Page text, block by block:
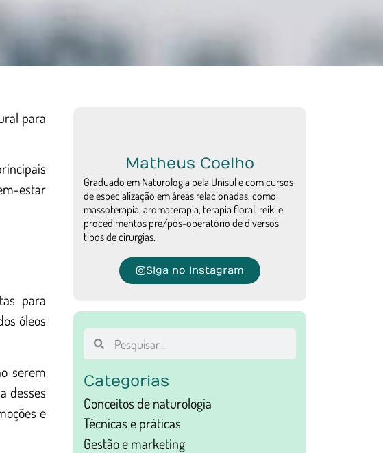
para
estar
para
óleos
serem
desses
e
Matheus Coelho
Graduado em Naturologia pela Unisul e com cursos
de especialização em áreas relacionadas, como
massoterapia, aromaterapia, terapia floral, reiki e
procedimentos pré/pós-operatório de diversos
tipos de cirurgias.
Siga no Instagram
Categorias
Conceitos de naturologia
Técnicas e práticas
Gestão e marketing